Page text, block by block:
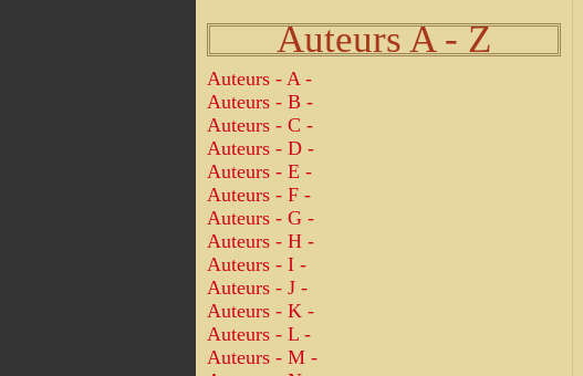
Auteurs A - Z
Auteurs - A -
Auteurs - B -
Auteurs - C -
Auteurs - D -
Auteurs - E -
Auteurs - F -
Auteurs - G -
Auteurs - H -
Auteurs - I -
Auteurs - J -
Auteurs - K -
Auteurs - L -
Auteurs - M -